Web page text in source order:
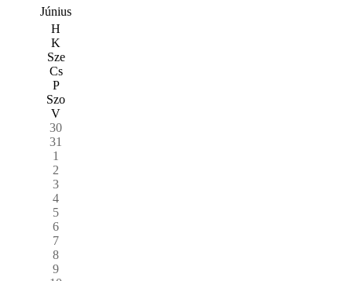
Június
H
K
Sze
Cs
P
Szo
V
30
31
1
2
3
4
5
6
7
8
9